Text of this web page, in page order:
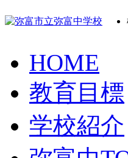
HOME
教育目標
学校紹介